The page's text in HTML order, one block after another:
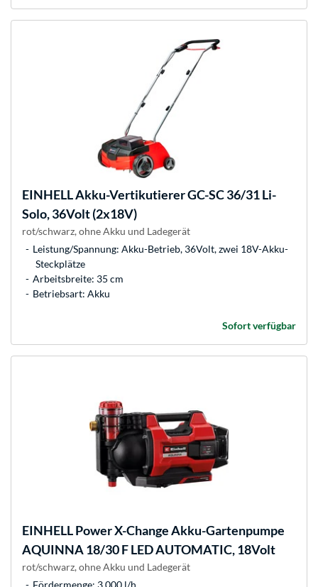
EINHELLAkku-Vertikutierer GC-SC 36/31 Li-
Solo, 36Volt (2x18V)
rot/schwarz, ohne Akku und Ladegerät
Leistung/Spannung: Akku-Betrieb, 36Volt, zwei 18V-Akku-
Steckplätze
Arbeitsbreite: 35 cm
Betriebsart: Akku
Sofort verfügbar
EINHELLPower X-Change Akku-Gartenpumpe
AQUINNA 18/30 F LED AUTOMATIC, 18Volt
rot/schwarz, ohne Akku und Ladegerät